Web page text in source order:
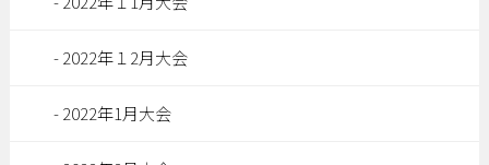
2022年１2月大会
2022年1月大会